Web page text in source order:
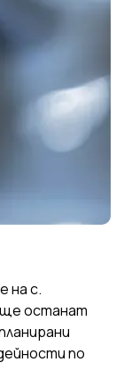
на с.
останат
по